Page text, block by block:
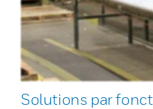
Solutions par